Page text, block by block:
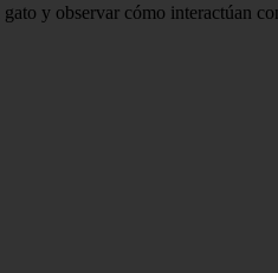
y observar cómo interactúan